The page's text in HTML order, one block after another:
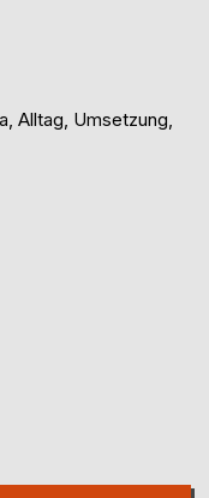
Alltag, Umsetzung,